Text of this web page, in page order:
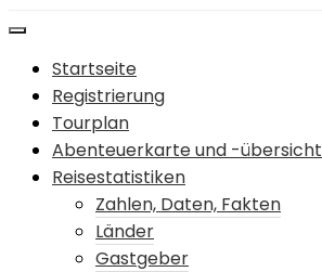
Startseite
Registrierung
Tourplan
Abenteuerkarte und -übersicht
Reisestatistiken
Zahlen, Daten, Fakten
Länder
Gastgeber